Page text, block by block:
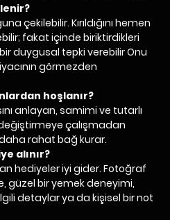
çekilebilir. Kırıldığını hemen
fakat içinde biriktirdikleri
duygusal tepki verebilir Onu
görmezden
hoşlanır?
anlayan, samimi ve tutarlı
çalışmadan
rahat bağ kurar.
alınır?
hediyeler iyi gider. Fotoğraf
güzel bir yemek deneyimi,
detaylar ya da kişisel bir not